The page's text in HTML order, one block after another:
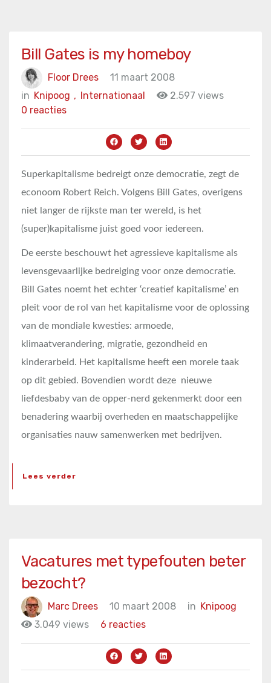
Bill Gates is my homeboy
Floor Drees
11 maart 2008
in
Internationaal
Knipoog ,
2.597 views
0 reacties
Superkapitalisme bedreigt onze democratie, zegt de
econoom Robert Reich. Volgens Bill Gates, overigens
niet langer de rijkste man ter wereld, is het
(super)kapitalisme juist goed voor iedereen.
De eerste beschouwt het agressieve kapitalisme als
levensgevaarlijke bedreiging voor onze democratie.
Bill Gates noemt het echter ‘creatief kapitalisme’ en
pleit voor de rol van het kapitalisme voor de oplossing
van de mondiale kwesties: armoede,
klimaatverandering, migratie, gezondheid en
kinderarbeid. Het kapitalisme heeft een morele taak
op dit gebied. Bovendien wordt deze nieuwe
liefdesbaby van de opper-nerd gekenmerkt door een
benadering waarbij overheden en maatschappelijke
organisaties nauw samenwerken met bedrijven.
Lees verder
Vacatures met typefouten beter
bezocht?
Marc Drees 10 maart 2008 in Knipoog
3.049 views
6 reacties